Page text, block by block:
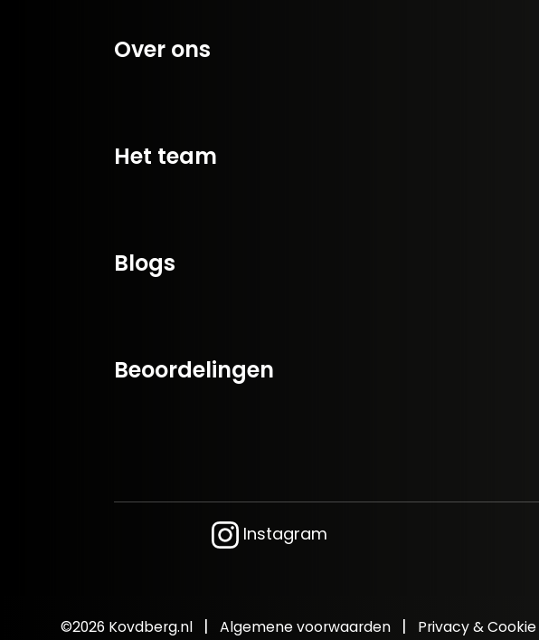
Over ons
Het team
Blogs
Beoordelingen
Instagram
©2026 Kovdberg.nl | Algemene voorwaarden | Privacy &